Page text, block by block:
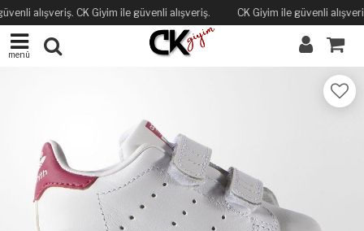
alışveriş. CK Giyim ile güvenli alışveriş. CK Giyim ile güvenli
menü